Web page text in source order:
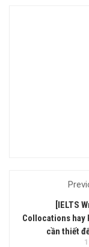
[IELTS
Collocations hay
cần thiết